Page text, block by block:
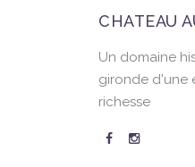
CHATEAU
Un domaine
gironde d'une
richesse